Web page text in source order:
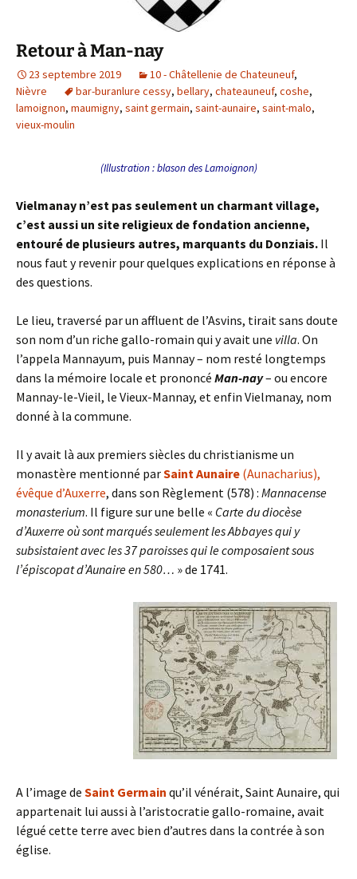
Retour à Man-nay
23 septembre 2019 10 - Châtellenie de Chateuneuf,
Nièvre
bar-buranlure cessy, bellary, chateauneuf, coshe,
lamoignon, maumigny, saint germain, saint-aunaire, saint-malo,
vieux-moulin
(Illustration : blason des Lamoignon)
Vielmanay n’est pas seulement un charmant village,
c’est aussi un site religieux de fondation ancienne,
entouré de plusieurs autres, marquants du Donziais. Il
nous faut y revenir pour quelques explications en réponse à
des questions.
Le lieu, traversé par un affluent de l’Asvins, tirait sans doute
son nom d’un riche gallo-romain qui y avait une villa. On
l’appela Mannayum, puis Mannay – nom resté longtemps
dans la mémoire locale et prononcé Man-nay– ou encore
Mannay-le-Vieil, le Vieux-Mannay, et enfin Vielmanay, nom
donné à la commune.
Il y avait là aux premiers siècles du christianisme un
monastère mentionné parSaint Aunaire (Aunacharius),
évêque d’Auxerre, dans son Règlement (578) : Mannacense
monasterium. Il figure sur une belle « Carte du diocèse
d’Auxerre où sont marqués seulement les Abbayes qui y
subsistaient avec les 37 paroisses qui le composaient sous
l’épiscopat d’Aunaire en 580… » de 1741.
A l’image de Saint Germain qu’il vénérait, Saint Aunaire, qui
appartenait lui aussi à l’aristocratie gallo-romaine, avait
légué cette terre avec bien d’autres dans la contrée à son
église.